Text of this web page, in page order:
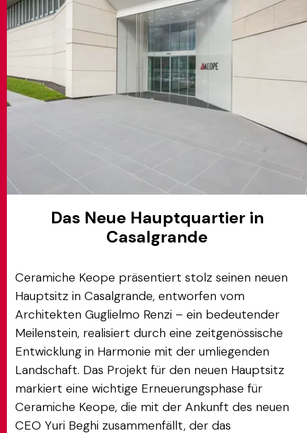
RESERVIERTER BEREICH
Das Neue Hauptquartier in
Casalgrande
Ceramiche Keope präsentiert stolz seinen neuen
Hauptsitz in Casalgrande, entworfen vom
Architekten Guglielmo Renzi – ein bedeutender
Meilenstein, realisiert durch eine zeitgenössische
Entwicklung in Harmonie mit der umliegenden
Landschaft. Das Projekt für den neuen Hauptsitz
markiert eine wichtige Erneuerungsphase für
Ceramiche Keope, die mit der Ankunft des neuen
CEO Yuri Beghi zusammenfällt, der das